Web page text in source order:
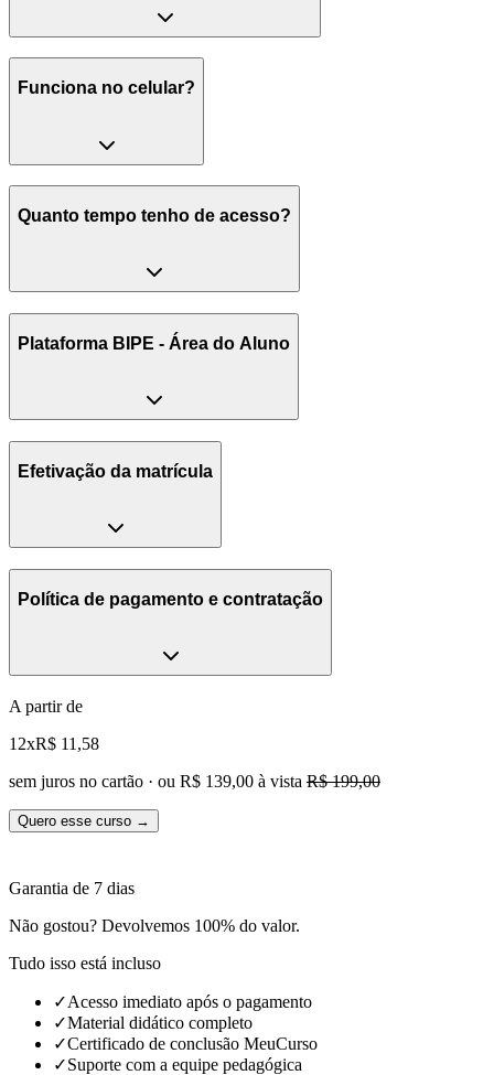
Funciona no celular?
Quanto tempo tenho de acesso?
Plataforma BIPE - Área do Aluno
Efetivação da matrícula
Política de pagamento e contratação
A partir de
12xR$ 11,58
sem juros no cartão · ou R$ 139,00 à vista R$ 199,00
Quero esse curso →
Garantia de 7 dias
Não gostou? Devolvemos 100% do valor.
Tudo isso está incluso
✓Acesso imediato após o pagamento
✓Material didático completo
✓Certificado de conclusão MeuCurso
✓Suporte com a equipe pedagógica